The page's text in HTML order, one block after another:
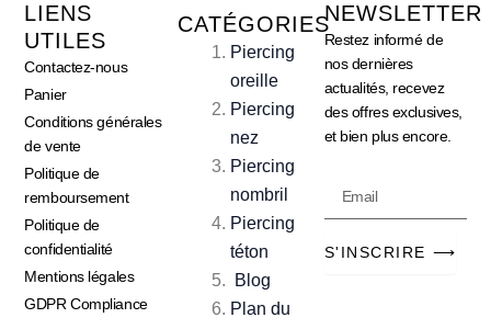
LIENS
UTILES
Contactez-nous
Panier
Conditions générales
de vente
Politique de
remboursement
Politique de
confidentialité
Mentions légales
GDPR Compliance
CATÉGORIES
Piercing
oreille
Piercing
nez
Piercing
nombril
Piercing
téton
Blog
Plan du
NEWSLETTER
Restez informé de
nos dernières
actualités, recevez
des offres exclusives,
et bien plus encore.
S'INSCRIRE ⟶